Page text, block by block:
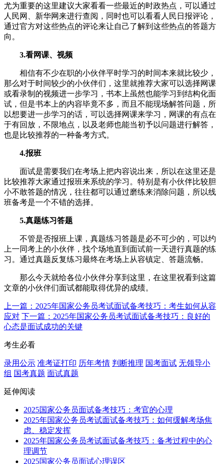
尤为重要的这里建议大家看看一些最近的时政热点，可以通过
人民网、新华网来进行查阅，同时也可以看看人民日报评论，
通过官方对这些热点的评论来让自己了解到这些热点的答题方
向。
3.看网课、视频
相信有不少在职的小伙伴平时学习的时间本来就比较少，
那么对于时间较少的小伙伴们，这里就推荐大家可以选择网课
或看录制的视频进一步学习，书本上虽然也能学习到结构化面
试，但是书本上的内容毕竟不多，而且不能现场解答问题，所
以想要进一步学习的话，可以选择网课来学习，网课的有点在
于有回放，不限地点，以及老师也能当初予以问题进行解答，
也是比较推荐的一种备考方式。
4.报班
面试是需要我们在考场上把内容说出来，所以在这里还是
比较推荐大家通过报班来系统的学习。特别是有小伙伴比较胆
小不敢答题的情况，往往都可以通过磨练来消除问题，所以线
班备考是一个不错的选择。
5.真题练习答题
不管是否报班上课，真题练习答题是必不可少的，可以约
上一同考上的小伙伴，找个场地直到面试前一天进行真题的练
习。通过真题反复练习最终在考场上从容镇定、答题流畅。
那么今天就给各位小伙伴分享到这里，在这里祝看到这篇
文章的小伙伴们面试都能取得优异的成绩。
上一篇：2025年国家公务员考试面试备考技巧：考生如何从容
应对 下一篇：2025年国家公务员考试面试备考技巧：良好的
心态是面试成功的关键
考生必看
录用公示 准考证打印 历年考情 判断推理 国考面试 无领导小
组 国考真题 面试真题
延伸阅读
2025国家公务员面试备考技巧：考官的心理
2025年国家公务员考试面试备考技巧：如何缓解考场焦
虑、稳定发挥
2025年国家公务员考试面试备考技巧：备考过程中的心
理调节
2025国家公务员面试心理误区